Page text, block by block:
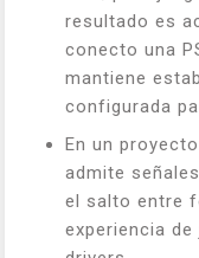
resultado es
conecto una
mantiene
configurada
En un
admite
el salto entre
experiencia